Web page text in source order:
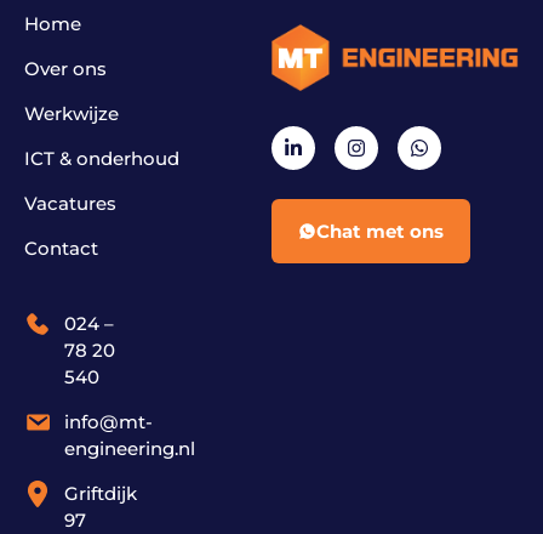
Chat met ons
Home
Over ons
Werkwijze
ICT & onderhoud
Vacatures
Contact
024 –
78 20
540
info@mt-
engineering.nl
Griftdijk
97